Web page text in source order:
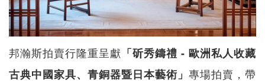
邦瀚斯拍賣行隆重呈獻 「斫秀鑄禮 - 歐洲私人收藏
古典中國家具、青銅器暨日本藝術」 專場拍賣，帶